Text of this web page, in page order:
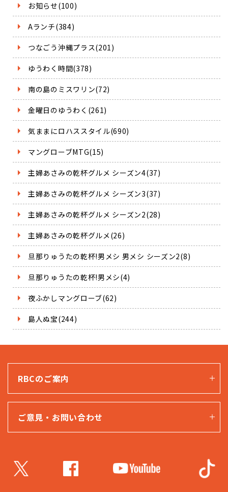
お知らせ(100)
Aランチ(384)
つなごう沖縄プラス(201)
ゆうわく時間(378)
南の島のミスワリン(72)
金曜日のゆうわく(261)
気ままにロハススタイル(690)
マングローブMTG(15)
主婦あさみの乾杯グルメ シーズン4(37)
主婦あさみの乾杯グルメ シーズン3(37)
主婦あさみの乾杯グルメ シーズン2(28)
主婦あさみの乾杯グルメ(26)
旦那りゅうたの乾杯!男メシ 男メシ シーズン2(8)
旦那りゅうたの乾杯!男メシ(4)
夜ふかしマングローブ(62)
島人ぬ宝(244)
RBCのご案内
ご意見・お問い合わせ